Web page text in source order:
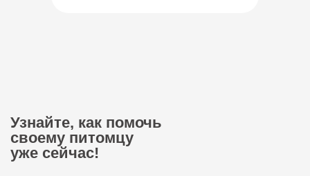
Узнайте, как помочь
своему питомцу
уже сейчас!